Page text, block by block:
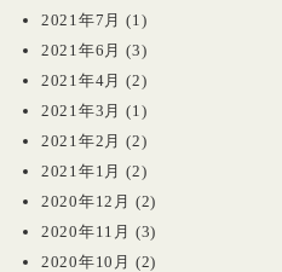
2021年7月 (1)
2021年6月 (3)
2021年4月 (2)
2021年3月 (1)
2021年2月 (2)
2021年1月 (2)
2020年12月 (2)
2020年11月 (3)
2020年10月 (2)